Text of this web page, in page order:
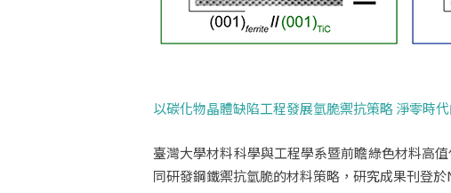
以碳化物晶體缺陷工程發展氫脆禦抗策略 淨零時
臺灣大學材料科學與工程學系暨前瞻綠色材料高
同研發鋼鐵禦抗氫脆的材料策略，研究成果刊登